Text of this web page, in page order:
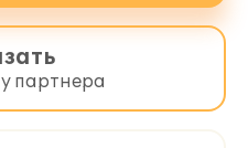
2900002570069)
в
партнера